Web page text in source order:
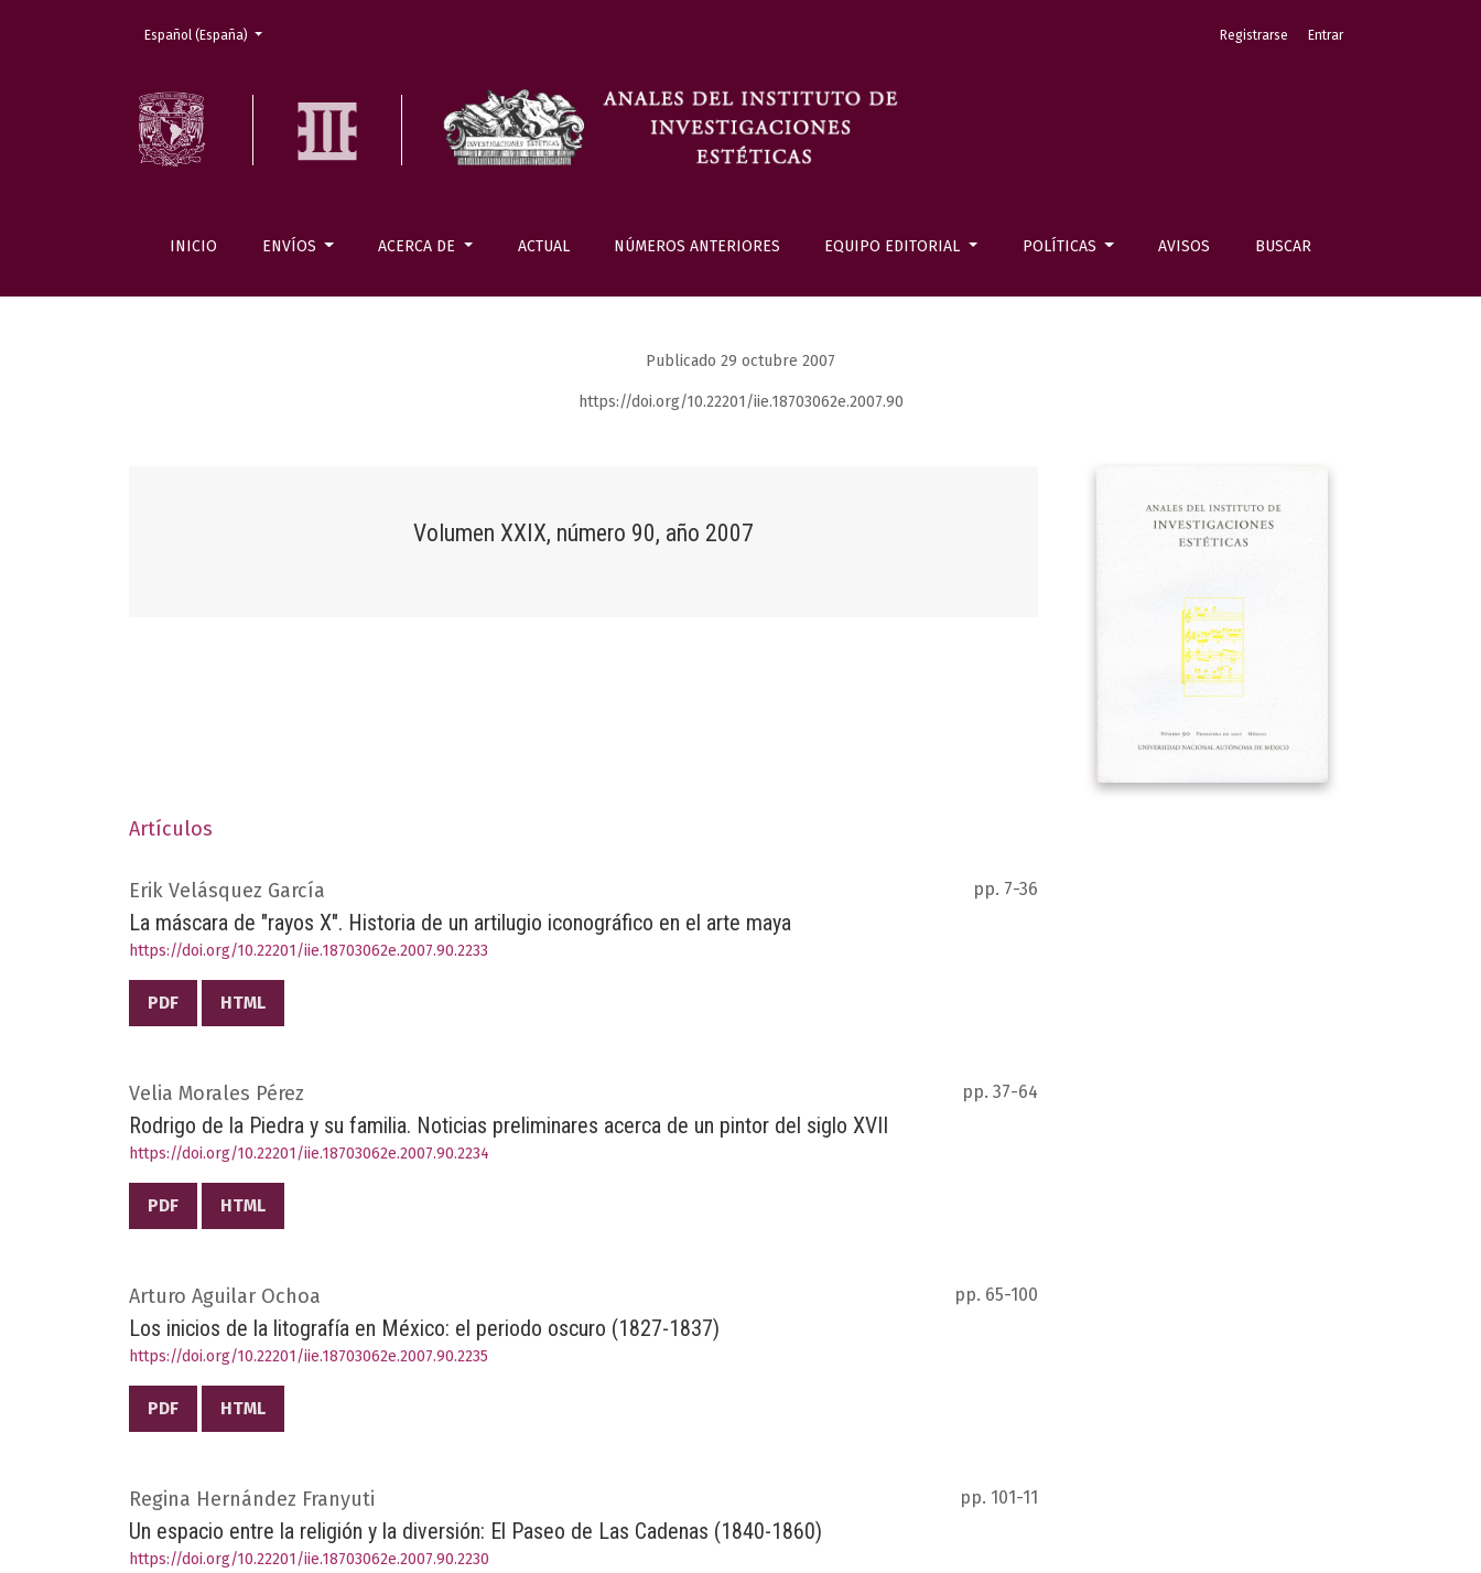
INICIO ENVÍOS ACERCA DE ACTUAL NÚMEROS ANTERIORES EQUIPO EDITORIAL POLÍTICAS AVISOS BUSCAR
Registrarse Entrar
Cambiar el idioma. El actual es:
Español (España)
Publicado 29 octubre 2007
https://doi.org/10.22201/iie.18703062e.2007.90
Volumen XXIX, número 90, año 2007
Artículos
Erik Velásquez García pp. 7-36
La máscara de "rayos X". Historia de un artilugio iconográfico en el arte maya
https://doi.org/10.22201/iie.18703062e.2007.90.2233
PDF HTML
Velia Morales Pérez pp. 37-64
Rodrigo de la Piedra y su familia. Noticias preliminares acerca de un pintor del siglo XVII
https://doi.org/10.22201/iie.18703062e.2007.90.2234
PDF HTML
Arturo Aguilar Ochoa pp. 65-100
Los inicios de la litografía en México: el periodo oscuro (1827-1837)
https://doi.org/10.22201/iie.18703062e.2007.90.2235
PDF HTML
Regina Hernández Franyuti pp. 101-11
Un espacio entre la religión y la diversión: El Paseo de Las Cadenas (1840-1860)
https://doi.org/10.22201/iie.18703062e.2007.90.2230